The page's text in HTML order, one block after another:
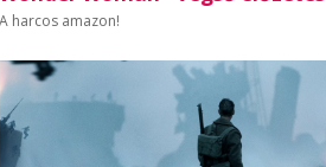
A harcos amazon!